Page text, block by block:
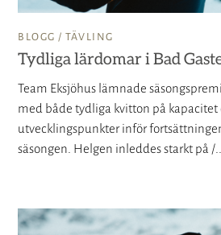
BLOGG / TÄVLING
Tydliga lärdomar i Bad
Team Eksjöhus lämnade
med både tydliga kvitton på kapacitet
utvecklingspunkter inför
säsongen. Helgen inleddes starkt på /